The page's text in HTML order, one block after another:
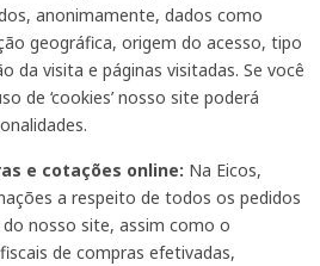
anonimamente, dados como
geográfica, origem do acesso, tipo
da visita e páginas visitadas. Se você
de ‘cookies’ nosso site poderá
e cotações online: Na Eicos,
a respeito de todos os pedidos
nosso site, assim como o
de compras efetivadas,